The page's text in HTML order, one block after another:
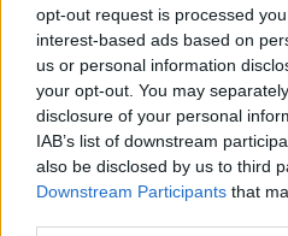
opt-out request is processed
interest-based ads based on
us or personal information
your opt-out. You may
disclosure of your personal
IAB’s list of downstream
also be disclosed by us to third
Downstream Participants that
«Βραδινός» ο Μουτσινάς –
είναι μαζί του